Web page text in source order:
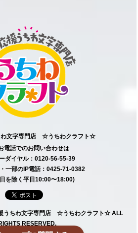
わ文字専門店 ☆うちわクラフト☆
電話でのお問い合わせは
ダイヤル：0120-56-55-39
一部のIP電話：0425-71-0382
を除く平日10:00〜18:00)
うちわ文字専門店 ☆うちわクラフト☆ ALL
RESERVED.